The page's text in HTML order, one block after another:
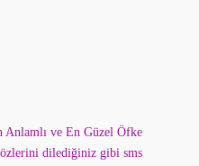
Anlamlı ve En Güzel Öfke
dilediğiniz gibi sms